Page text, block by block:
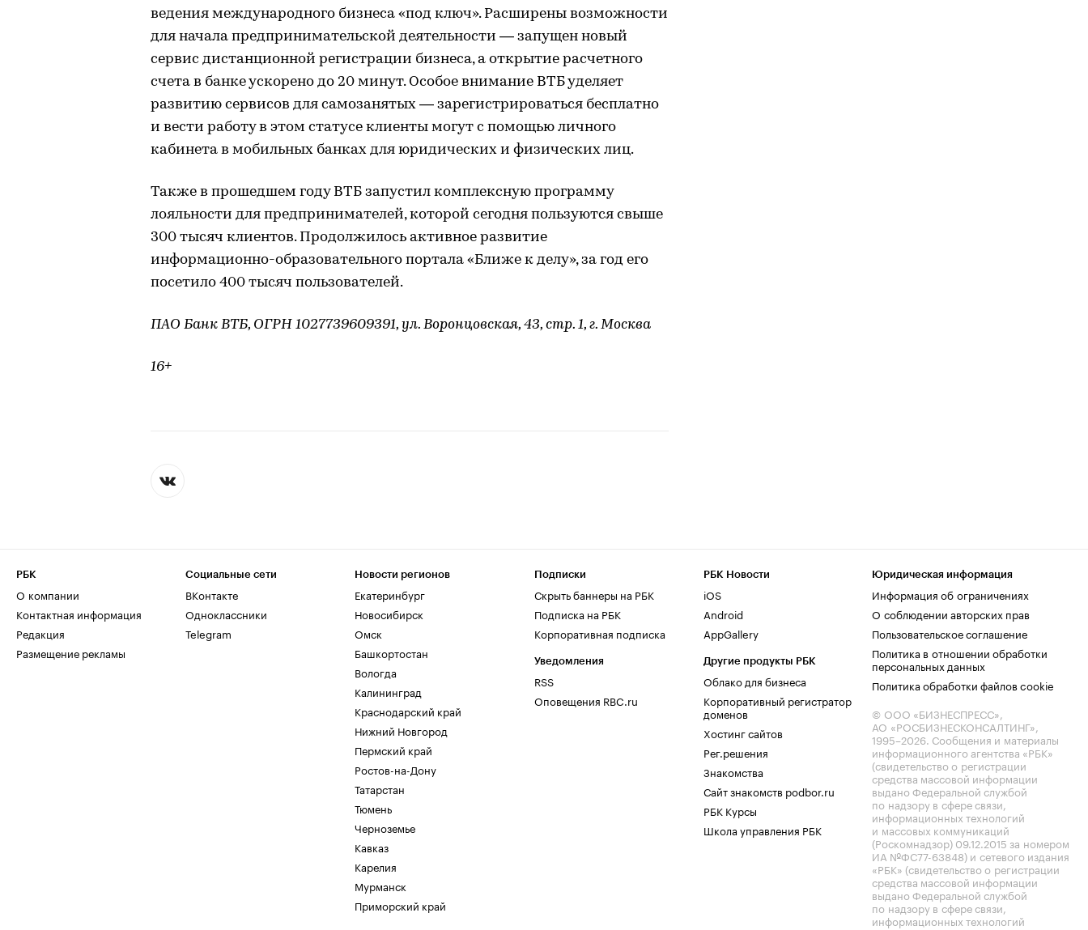
ведения международного бизнеса «под ключ». Расширены возможности
для начала предпринимательской деятельности — запущен новый
сервис дистанционной регистрации бизнеса, а открытие расчетного
счета в банке ускорено до 20 минут. Особое внимание ВТБ уделяет
развитию сервисов для самозанятых — зарегистрироваться бесплатно
и вести работу в этом статусе клиенты могут с помощью личного
кабинета в мобильных банках для юридических и физических лиц.
Также в прошедшем году ВТБ запустил комплексную программу
лояльности для предпринимателей, которой сегодня пользуются свыше
300 тысяч клиентов. Продолжилось активное развитие
информационно-образовательного портала «Ближе к делу», за год его
посетило 400 тысяч пользователей.
ПАО Банк ВТБ, ОГРН 1027739609391, ул. Воронцовская, 43, стр. 1, г. Москва
16+
РБК
О компании
Контактная информация
Редакция
Размещение рекламы
Социальные сети
ВКонтакте
Одноклассники
Telegram
Новости регионов
Екатеринбург
Новосибирск
Омск
Башкортостан
Вологда
Калининград
Краснодарский край
Нижний Новгород
Пермский край
Ростов-на-Дону
Татарстан
Тюмень
Черноземье
Кавказ
Карелия
Мурманск
Приморский край
Подписки
Скрыть баннеры на РБК
Подписка на РБК
Корпоративная подписка
Уведомления
RSS
Оповещения RBC.ru
РБК Новости
iOS
Android
AppGallery
Другие продукты РБК
Облако для бизнеса
Корпоративный регистратор
доменов
Хостинг сайтов
Рег.решения
Знакомства
Сайт знакомств podbor.ru
РБК Курсы
Школа управления РБК
Юридическая информация
Информация об ограничениях
О соблюдении авторских прав
Пользовательское соглашение
Политика в отношении обработки
персональных данных
Политика обработки файлов cookie
© ООО «БИЗНЕСПРЕСС»,
АО «РОСБИЗНЕСКОНСАЛТИНГ»,
1995–2026. Сообщения и материалы
информационного агентства «РБК»
(свидетельство о регистрации
средства массовой информации
выдано Федеральной службой
по надзору в сфере связи,
информационных технологий
и массовых коммуникаций
(Роскомнадзор) 09.12.2015 за номером
ИА №ФС77-63848) и сетевого издания
«РБК» (свидетельство о регистрации
средства массовой информации
выдано Федеральной службой
по надзору в сфере связи,
информационных технологий